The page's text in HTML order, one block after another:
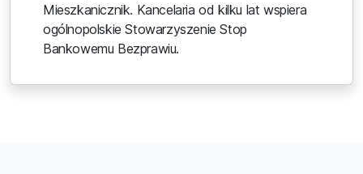
Mieszkanicznik. Kancelaria od kilku lat wspiera
ogólnopolskie Stowarzyszenie Stop
Bankowemu Bezprawiu.